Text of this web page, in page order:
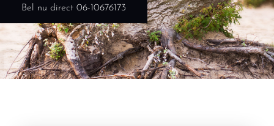
Bel nu direct 06-10676173